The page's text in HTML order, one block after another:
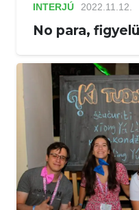
INTERJÚ 2022.11.12.
No para,